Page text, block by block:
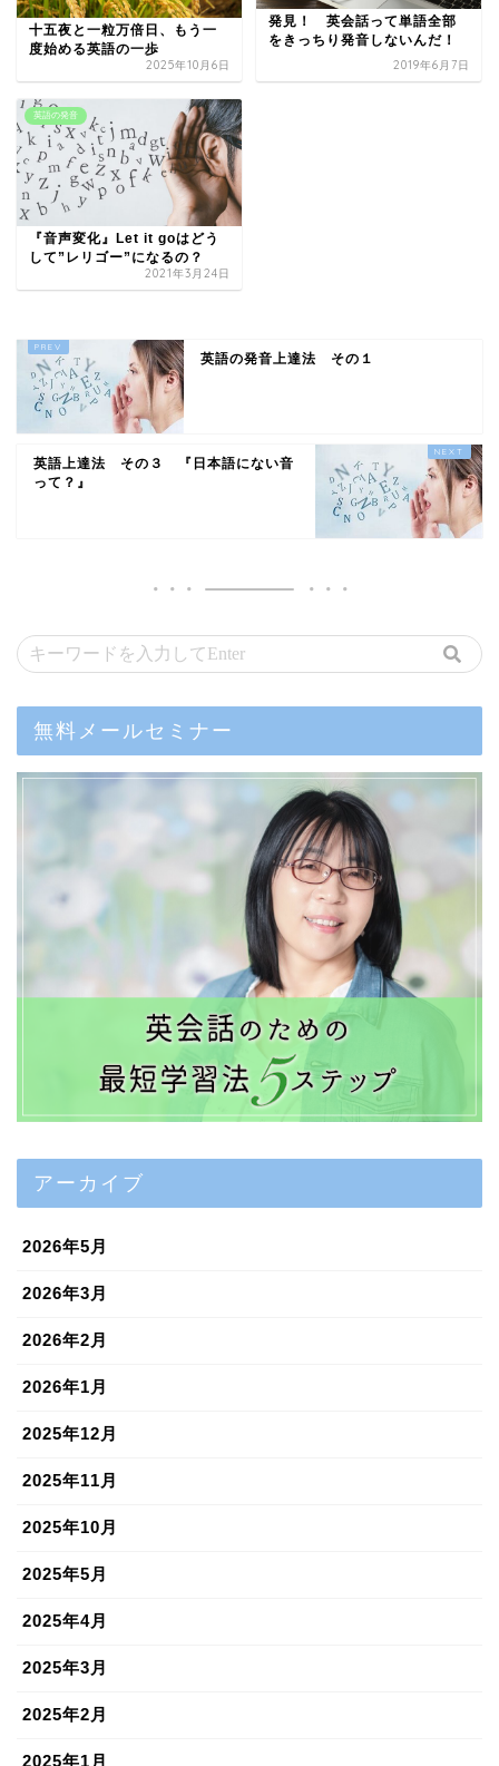
十五夜と一粒万倍日、もう一
度始める英語の一歩
2025年10月6日
発見！ 英会話って単語全部
をきっちり発音しないんだ！
2019年6月7日
英語の発音
『音声変化』Let it goはどう
して”レリゴー”になるの？
2021年3月24日
英語の発音上達法 その１
英語上達法 その３ 『日本語にない音
って？』
無料メールセミナー
アーカイブ
2026年5月
2026年3月
2026年2月
2026年1月
2025年12月
2025年11月
2025年10月
2025年5月
2025年4月
2025年3月
2025年2月
2025年1月